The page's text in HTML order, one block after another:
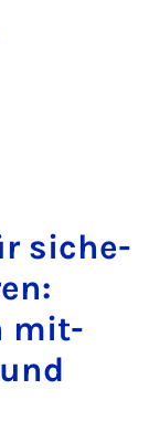
si­che­
mit­